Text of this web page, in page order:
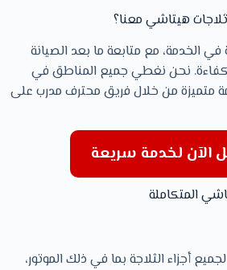
ثلاجات هيتاشي معنا؟
الخدمة، مع متابعة ما بعد الصيانة
نحن نغطي جميع المناطق في
متميزة من خلال فريق محترف مدرب على
الآن لخدمة سريعة
المتكاملة
أجزاء الثلاجة بما في ذلك الموتور،